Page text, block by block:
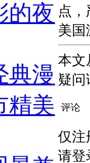
的夜
典漫
精美
点
美国
本文
疑问
评论
仅注
请登